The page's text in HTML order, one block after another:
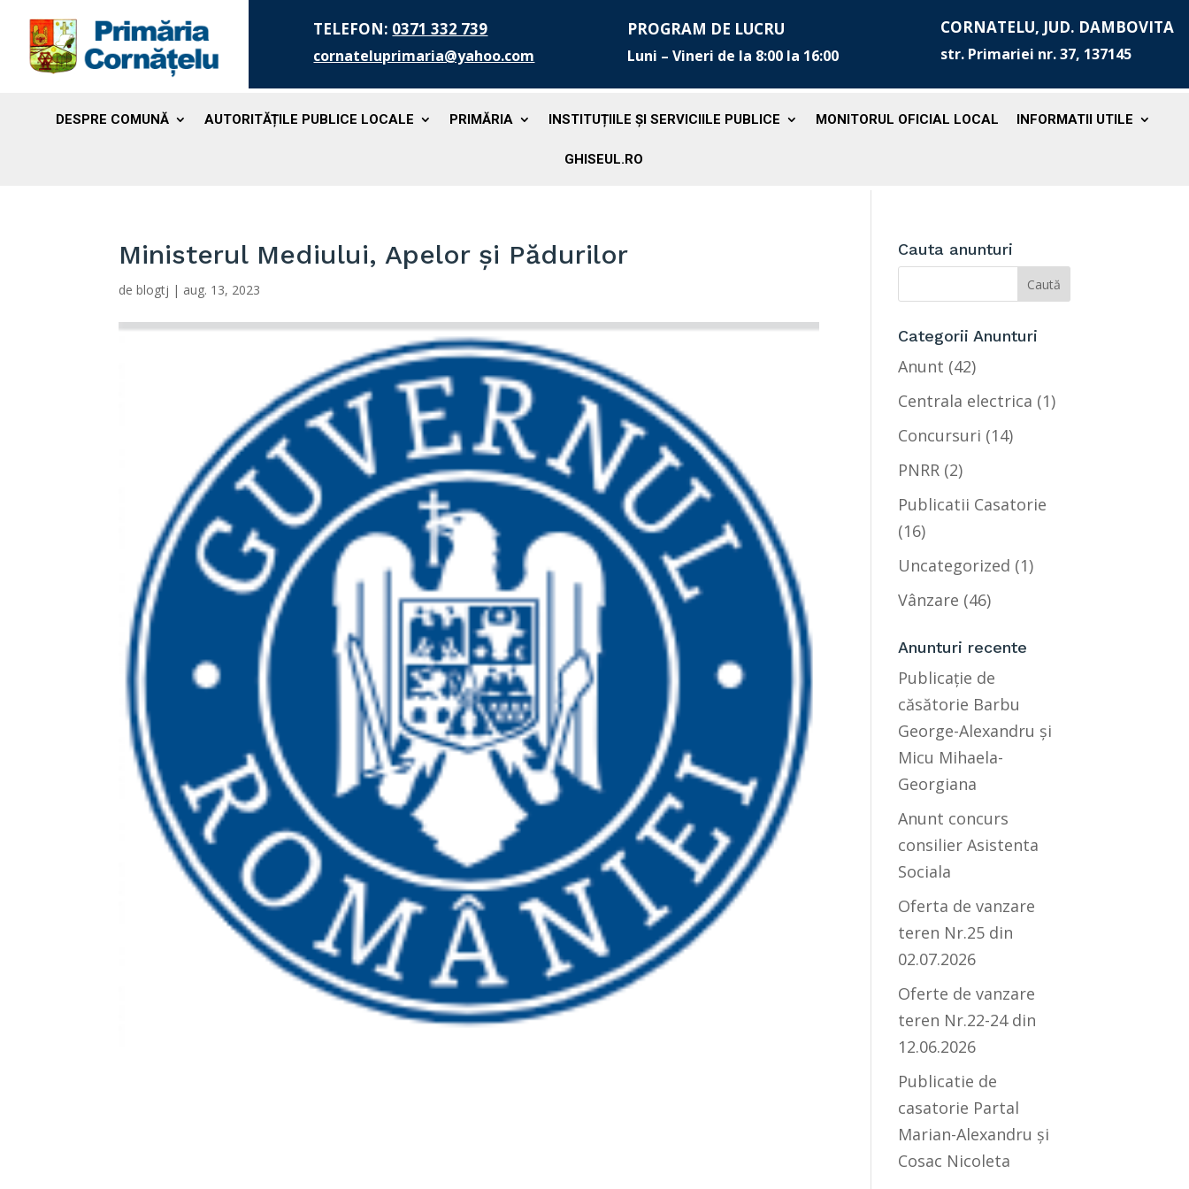
TELEFON: 0371 332 739
cornateluprimaria@yahoo.com
PROGRAM DE LUCRU
Luni – Vineri de la 8:00 la 16:00
CORNATELU, JUD. DAMBOVITA
str. Primariei nr. 37, 137145
DESPRE COMUNĂ AUTORITĂȚILE PUBLICE LOCALE PRIMĂRIA INSTITUȚIILE ȘI SERVICIILE PUBLICE MONITORUL OFICIAL LOCAL INFORMATII UTILE
GHISEUL.RO
Ministerul Mediului, Apelor și Pădurilor
deblogtj | aug. 13, 2023
Cauta anunturi
Categorii Anunturi
Anunt (42)
Centrala electrica (1)
Concursuri (14)
PNRR (2)
Publicatii Casatorie
(16)
Uncategorized (1)
Vânzare (46)
Anunturi recente
Publicație de
căsătorie Barbu
George-Alexandru și
Micu Mihaela-
Georgiana
Anunt concurs
consilier Asistenta
Sociala
Oferta de vanzare
teren Nr.25 din
02.07.2026
Oferte de vanzare
teren Nr.22-24 din
12.06.2026
Publicatie de
casatorie Partal
Marian-Alexandru și
Cosac Nicoleta